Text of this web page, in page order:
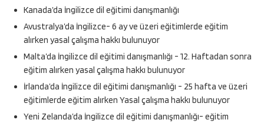
Kanada’da İngilizce dil eğitimi danışmanlığı
Avustralya’da İngilizce- 6 ay ve üzeri eğitimlerde eğitim
alırken yasal çalışma hakkı bulunuyor
Malta’da İngilizce dil eğitimi danışmanlığı - 12. Haftadan sonra
eğitim alırken yasal çalışma hakkı bulunuyor
İrlanda’da İngilizce dil eğitimi danışmanlığı - 25 hafta ve üzeri
eğitimlerde eğitim alırken Yasal çalışma hakkı bulunuyor
Yeni Zelanda’da İngilizce dil eğitimi danışmanlığı- eğitim